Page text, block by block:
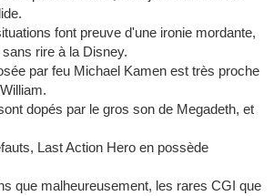
font preuve d'une ironie mordante,
rire à la Disney.
par feu Michael Kamen est très proche
dopés par le gros son de Megadeth, et
Last Action Hero en possède
que malheureusement, les rares CGI que